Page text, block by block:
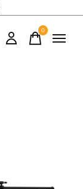
0items